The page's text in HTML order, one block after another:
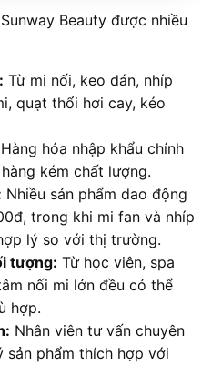
Beauty được nhiều
Từ mi nối, keo dán, nhíp
quạt thổi hơi cay, kéo
Hàng hóa nhập khẩu chính
kém chất lượng.
Nhiều sản phẩm dao động
trong khi mi fan và nhíp
lý so với thị trường.
tượng: Từ học viên, spa
nối mi lớn đều có thể
hợp.
Nhân viên tư vấn chuyên
sản phẩm thích hợp với